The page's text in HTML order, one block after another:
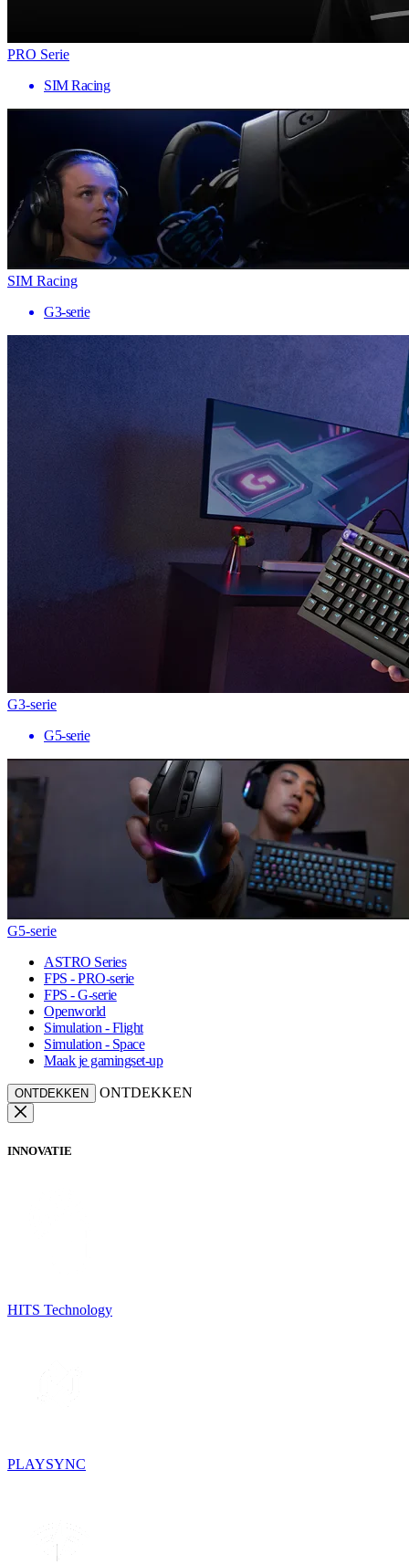
PRO Serie
SIM Racing
SIM Racing
G3-serie
G3-serie
G5-serie
G5-serie
ASTRO Series
FPS - PRO-serie
FPS - G-serie
Openworld
Simulation - Flight
Simulation - Space
Maak je gamingset-up
ONTDEKKEN ONTDEKKEN
INNOVATIE
HITS Technology
PLAYSYNC